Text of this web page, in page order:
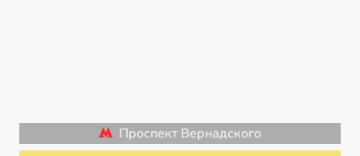
Проспект Вернадского